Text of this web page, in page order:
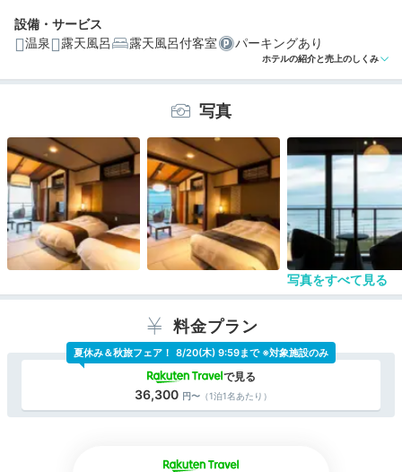
全7室の隠れ家宿。オーシャンフロント＆温泉露天風呂付
11月～3月は松葉ガニを堪能♪丹後の恵みを懐石料理で味
わえる
夕陽が綺麗に見える♪夕日ヶ浦海岸沿いのロケーション
設備・サービス
温泉
露天風呂 露天風呂付客室 パーキングあり
ホテルの紹介と売上のしくみ
写真
写真をすべて見る
料金プラン
36,300 （1泊1名あたり）
夏休み＆秋旅フェア！ 8/20(木) 9:59まで ※対象施設のみ